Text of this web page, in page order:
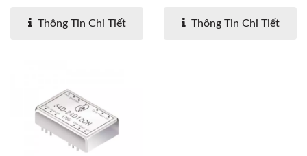
Thông Tin Chi Tiết
Thông Tin Chi Tiết